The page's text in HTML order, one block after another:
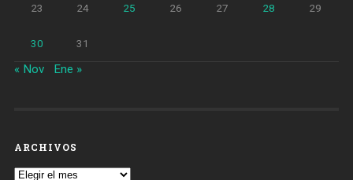
23 24 25 26 27 28 29
30 31
« Nov Ene »
ARCHIVOS
Archivos